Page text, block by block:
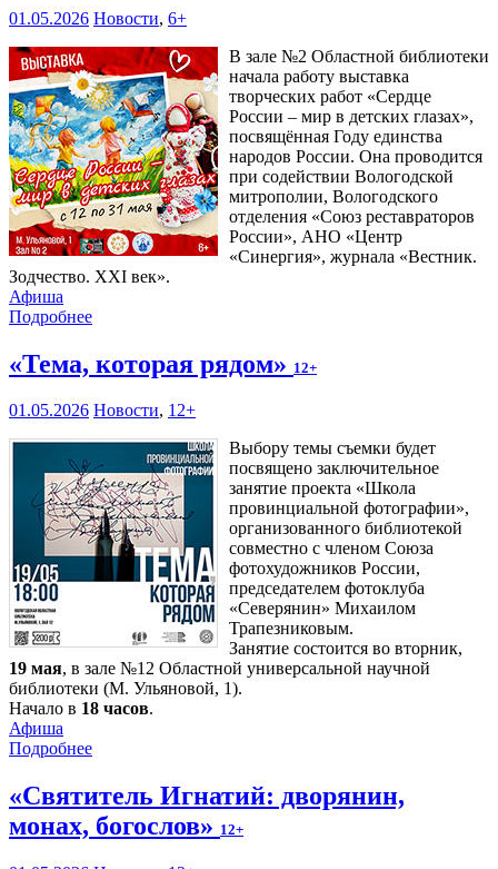
01.05.2026 Новости, 6+
В зале №2 Областной библиотеки
начала работу выставка
творческих работ «Сердце
России – мир в детских глазах»,
посвящённая Году единства
народов России. Она проводится
при содействии Вологодской
митрополии, Вологодского
отделения «Союз реставраторов
России», АНО «Центр
«Синергия», журнала «Вестник.
Зодчество. XXI век».
Афиша
Подробнее
«Тема, которая рядом» 12+
01.05.2026 Новости, 12+
Выбору темы съемки будет
посвящено заключительное
занятие проекта «Школа
провинциальной фотографии»,
организованного библиотекой
совместно с членом Союза
фотохудожников России,
председателем фотоклуба
«Северянин» Михаилом
Трапезниковым.
Занятие состоится во вторник,
19 мая, в зале №12 Областной универсальной научной
библиотеки (М. Ульяновой, 1).
Начало в 18 часов.
Афиша
Подробнее
«Святитель Игнатий: дворянин,
монах, богослов» 12+